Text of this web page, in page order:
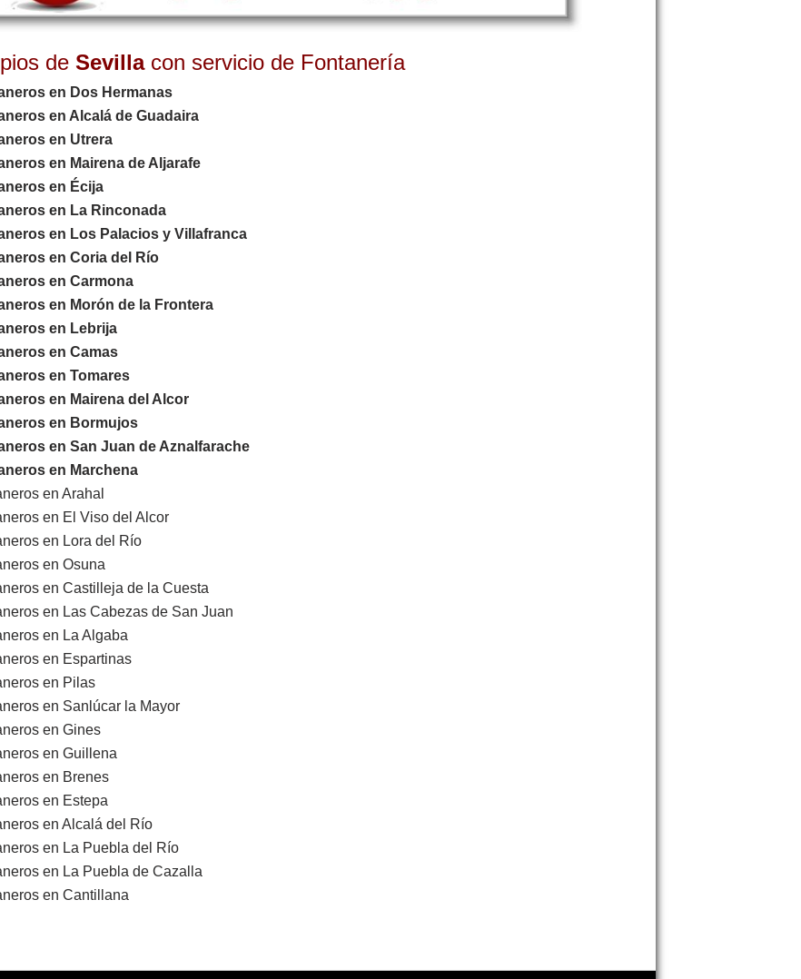
de Sevillacon servicio de Fontanería
en Dos Hermanas
en Alcalá de Guadaira
en Utrera
en Mairena de Aljarafe
en Écija
en La Rinconada
en Los Palacios y Villafranca
en Coria del Río
en Carmona
en Morón de la Frontera
en Lebrija
en Camas
en Tomares
en Mairena del Alcor
en Bormujos
en San Juan de Aznalfarache
en Marchena
en Arahal
en El Viso del Alcor
en Lora del Río
en Osuna
en Castilleja de la Cuesta
en Las Cabezas de San Juan
en La Algaba
en Espartinas
en Pilas
en Sanlúcar la Mayor
en Gines
en Guillena
en Brenes
en Estepa
en Alcalá del Río
en La Puebla del Río
en La Puebla de Cazalla
en Cantillana